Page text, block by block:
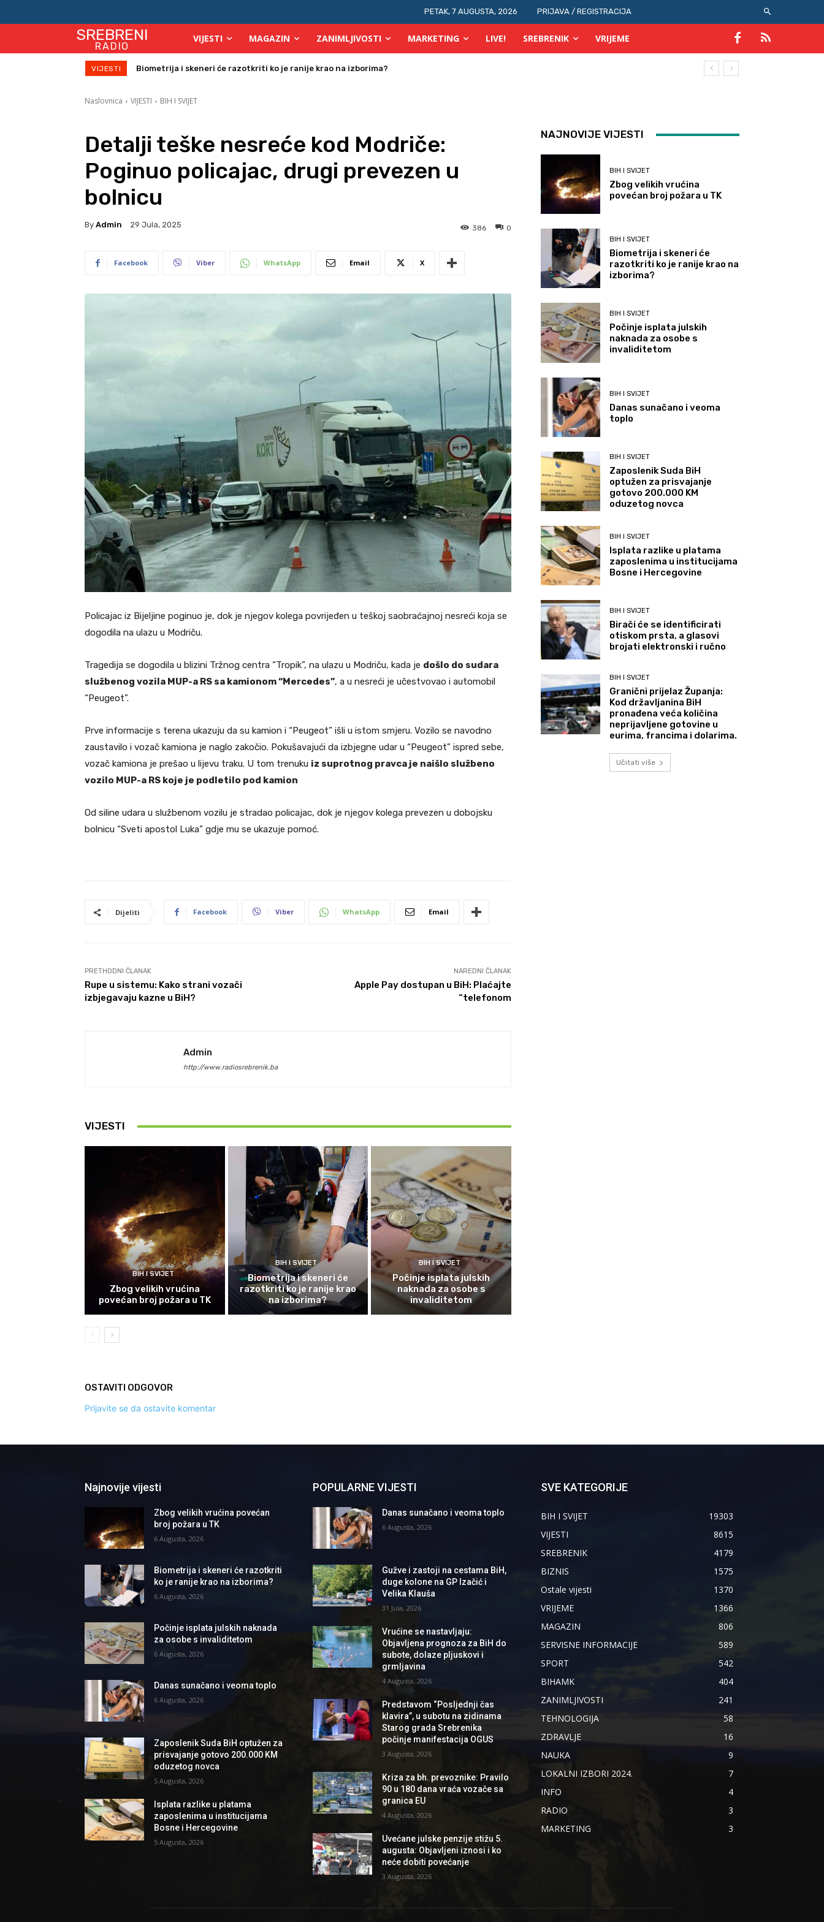
PETAK, 7 AUGUSTA, 2026 PRIJAVA / REGISTRACIJA
SREBRENI
RADIO
VIJESTI MAGAZIN ZANIMLJIVOSTI MARKETING LIVE! SREBRENIK VRIJEME
VIJESTI Biometrija i skeneri će razotkriti ko je ranije krao na izborima?
Počinje isplata julskih naknada za osobe s invaliditetom
Naslovnica VIJESTI BIH I SVIJET
Detalji teške nesreće kod Modriče:
Poginuo policajac, drugi prevezen u
bolnicu
By Admin 29 Jula, 2025 0
386
Facebook Viber WhatsApp Email X
Policajac iz Bijeljine poginuo je, dok je njegov kolega povrijeđen u teškoj saobraćajnoj nesreći koja se
dogodila na ulazu u Modriču.
Tragedija se dogodila u blizini Tržnog centra “Tropik”, na ulazu u Modriču, kada je došlo do sudara
službenog vozila MUP-a RS sa kamionom “Mercedes”, a u nesreći je učestvovao i automobil
“Peugeot”.
Prve informacije s terena ukazuju da su kamion i “Peugeot” išli u istom smjeru. Vozilo se navodno
zaustavilo i vozač kamiona je naglo zakočio. Pokušavajući da izbjegne udar u “Peugeot” ispred sebe,
vozač kamiona je prešao u lijevu traku. U tom trenuku iz suprotnog pravca je naišlo službeno
vozilo MUP-a RS koje je podletilo pod kamion
Od siline udara u službenom vozilu je stradao policajac, dok je njegov kolega prevezen u dobojsku
bolnicu “Sveti apostol Luka” gdje mu se ukazuje pomoć.
Dijeliti Facebook Viber WhatsApp Email
PRETHODNI ČLANAK
Rupe u sistemu: Kako strani vozači
izbjegavaju kazne u BiH?
NAREDNI ČLANAK
Apple Pay dostupan u BiH: Plaćajte
“telefonom
Admin
http://www.radiosrebrenik.ba
VIJESTI
BIH I SVIJET
Zbog velikih vrućina
povećan broj požara u TK
BIH I SVIJET
Biometrija i skeneri će
razotkriti ko je ranije krao
na izborima?
BIH I SVIJET
Počinje isplata julskih
naknada za osobe s
invaliditetom
OSTAVITI ODGOVOR
Prijavite se da ostavite komentar
NAJNOVIJE VIJESTI
BIH I SVIJET
Zbog velikih vrućina
povećan broj požara u TK
BIH I SVIJET
Biometrija i skeneri će
razotkriti ko je ranije krao na
izborima?
BIH I SVIJET
Počinje isplata julskih
naknada za osobe s
invaliditetom
BIH I SVIJET
Danas sunačano i veoma
toplo
BIH I SVIJET
Zaposlenik Suda BiH
optužen za prisvajanje
gotovo 200.000 KM
oduzetog novca
BIH I SVIJET
Isplata razlike u platama
zaposlenima u institucijama
Bosne i Hercegovine
BIH I SVIJET
Birači će se identificirati
otiskom prsta, a glasovi
brojati elektronski i ručno
BIH I SVIJET
Granični prijelaz Županja:
Kod državljanina BiH
pronađena veća količina
neprijavljene gotovine u
eurima, francima i dolarima.
Učitati više
Najnovije vijesti
Zbog velikih vrućina povećan
broj požara u TK
6 Augusta, 2026
Biometrija i skeneri će razotkriti
ko je ranije krao na izborima?
6 Augusta, 2026
Počinje isplata julskih naknada
za osobe s invaliditetom
6 Augusta, 2026
Danas sunačano i veoma toplo
6 Augusta, 2026
Zaposlenik Suda BiH optužen za
prisvajanje gotovo 200.000 KM
oduzetog novca
5 Augusta, 2026
Isplata razlike u platama
zaposlenima u institucijama
Bosne i Hercegovine
5 Augusta, 2026
POPULARNE VIJESTI
Danas sunačano i veoma toplo
6 Augusta, 2026
Gužve i zastoji na cestama BiH,
duge kolone na GP Izačić i
Velika Klauša
31 Jula, 2026
Vrućine se nastavljaju:
Objavljena prognoza za BiH do
subote, dolaze pljuskovi i
grmljavina
4 Augusta, 2026
Predstavom “Posljednji čas
klavira”, u subotu na zidinama
Starog grada Srebrenika
počinje manifestacija OGUS
3 Augusta, 2026
Kriza za bh. prevoznike: Pravilo
90 u 180 dana vraća vozače sa
granica EU
4 Augusta, 2026
Uvećane julske penzije stižu 5.
augusta: Objavljeni iznosi i ko
neće dobiti povećanje
3 Augusta, 2026
SVE KATEGORIJE
BIH I SVIJET
19303
VIJESTI
8615
SREBRENIK
4179
BIZNIS
1575
Ostale vijesti
1370
VRIJEME
1366
MAGAZIN
806
SERVISNE INFORMACIJE
589
SPORT
542
BIHAMK
404
ZANIMLJIVOSTI
241
TEHNOLOGIJA
58
ZDRAVLJE
16
NAUKA
9
LOKALNI IZBORI 2024.
7
INFO
4
RADIO
3
MARKETING
3